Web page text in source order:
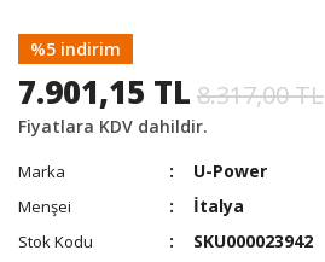
%5 indirim
7.901,15 TL 8.317,00 TL
Fiyatlara KDV dahildir.
Marka U-Power
Menşei İtalya
Stok Kodu SKU000023942